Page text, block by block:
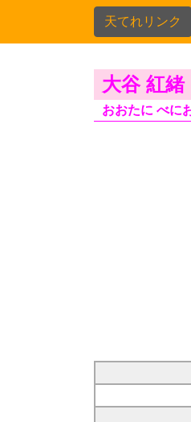
天てれリンク
大谷 紅緒
おおたに べに